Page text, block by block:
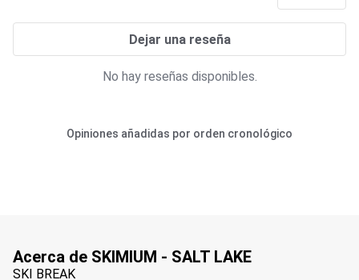
Dejar una reseña
No hay reseñas disponibles.
Opiniones añadidas por orden cronológico
Acerca de SKIMIUM - SALT LAKE
SKI BREAK